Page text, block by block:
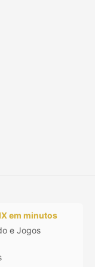
em minutos
e Jogos